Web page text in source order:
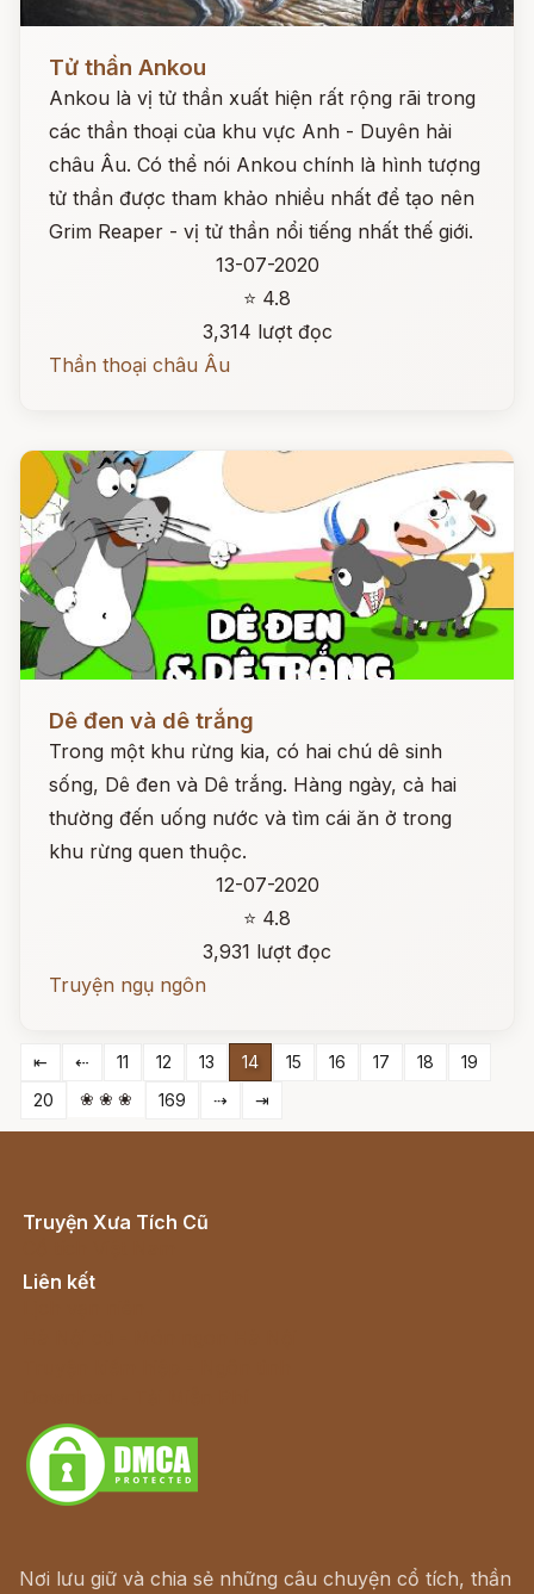
Tử thần Ankou
Ankou là vị tử thần xuất hiện rất rộng rãi trong
các thần thoại của khu vực Anh - Duyên hải
châu Âu. Có thể nói Ankou chính là hình tượng
tử thần được tham khảo nhiều nhất để tạo nên
Grim Reaper - vị tử thần nổi tiếng nhất thế giới.
13-07-2020
⭐ 4.8
3,314 lượt đọc
Thần thoại châu Âu
Dê đen và dê trắng
Trong một khu rừng kia, có hai chú dê sinh
sống, Dê đen và Dê trắng. Hàng ngày, cả hai
thường đến uống nước và tìm cái ăn ở trong
khu rừng quen thuộc.
12-07-2020
⭐ 4.8
3,931 lượt đọc
Truyện ngụ ngôn
⇤ ⇠ 11 12 13 14 15 16 17 18
19
20
❀ ❀ ❀ 169 ⇢ ⇥
Truyện Xưa Tích Cũ
Liên kết
Nơi lưu giữ và chia sẻ những câu chuyện cổ tích, thần